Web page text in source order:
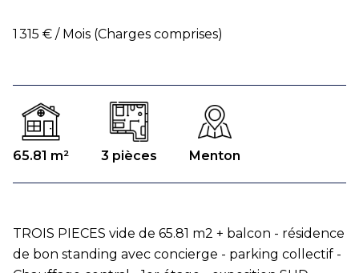
1 315 € / Mois (Charges comprises)
65.81 m² 3 pièces Menton
TROIS PIECES vide de 65.81 m2 + balcon - résidence
de bon standing avec concierge - parking collectif -